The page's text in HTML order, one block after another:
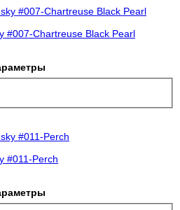
#007-Chartreuse Black Pearl
#011-Perch